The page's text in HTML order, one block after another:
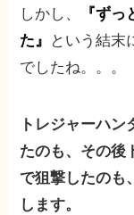
しかし、
『ず
た』
という結末
でしたね。。。
トレジャーハ
たのも、その後
で狙撃したのも
します。